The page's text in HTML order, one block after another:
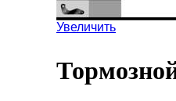
Увеличить